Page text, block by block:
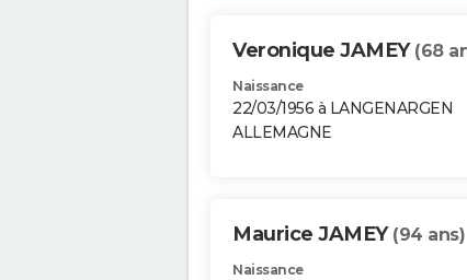
Veronique JAMEY (68
Naissance
22/03/1956 à LANGENARGEN
ALLEMAGNE
Maurice JAMEY (94 ans)
Naissance